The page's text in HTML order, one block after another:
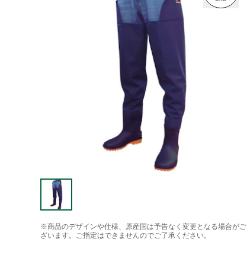
※商品のデザインや仕様、原産国は予告なく変更となる場合がご
ざいます。ご指定はできませんのでご了承ください。